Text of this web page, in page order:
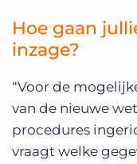
Hoe gaan
inzage?
“Voor de
van de nieuwe
procedures
vraagt welke